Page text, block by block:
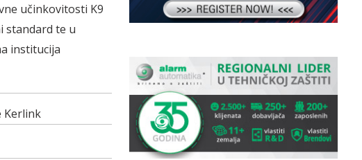
učinkovitosti K9
standard te u
institucija
Kerlink